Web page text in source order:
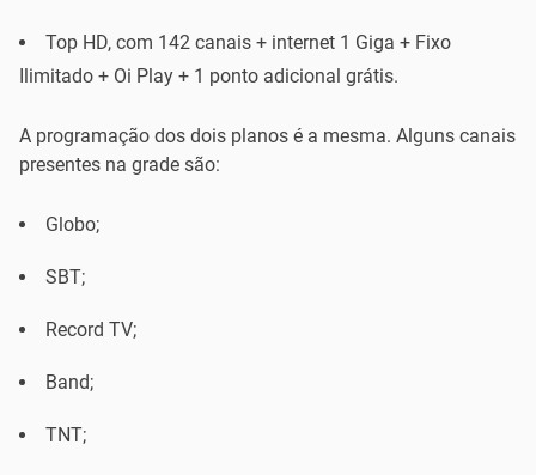
Top HD, com 142 canais + internet 1 Giga + Fixo
Ilimitado + Oi Play + 1 ponto adicional grátis.
A programação dos dois planos é a mesma. Alguns canais
presentes na grade são:
Globo;
SBT;
Record TV;
Band;
TNT;